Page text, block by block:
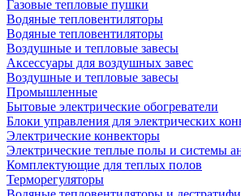
Газовые тепловые пушки
Водяные тепловентиляторы
Водяные тепловентиляторы
Воздушные и тепловые завесы
Аксессуары для воздушных завес
Воздушные и тепловые завесы
Промышленные
Бытовые электрические обогреватели
Блоки управления для электрических
Электрические конвекторы
Электрические теплые полы и системы
Комплектующие для теплых полов
Терморегуляторы